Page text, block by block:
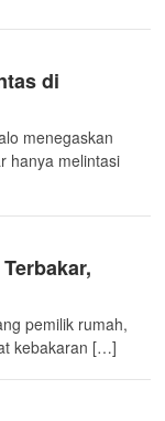
di
menegaskan
hanya melintasi
pemilik rumah,
kebakaran […]